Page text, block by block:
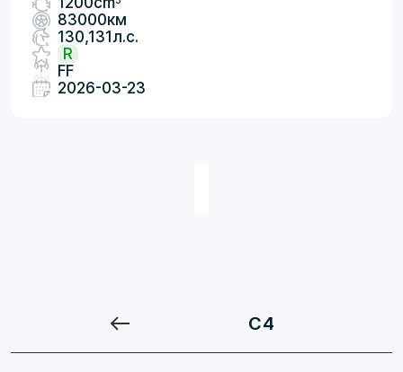
83000км
130,131л.с.
R
FF
2026-03-23
C4